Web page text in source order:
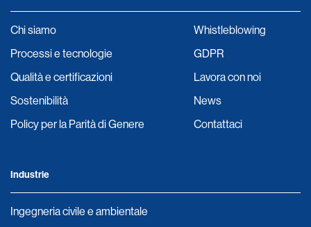
Chi siamo
Processi e tecnologie
Qualità e certificazioni
Sostenibilità
Policy per la Parità di Genere
Whistleblowing
GDPR
Lavora con noi
News
Contattaci
Industrie
Ingegneria civile e ambientale